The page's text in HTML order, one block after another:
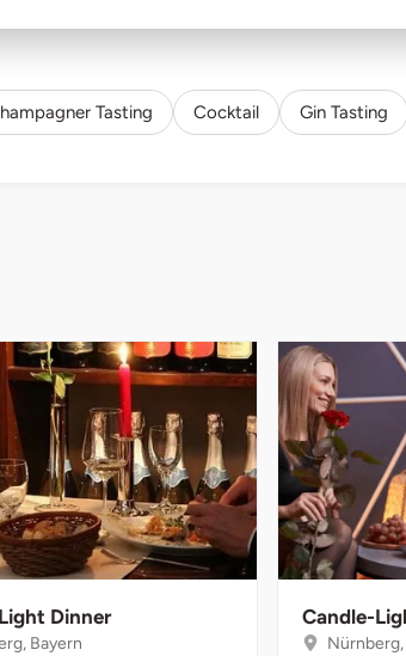
Tasting Cocktail Gin Tasting
Dinner
Bayern
Candle-
Nürnberg,